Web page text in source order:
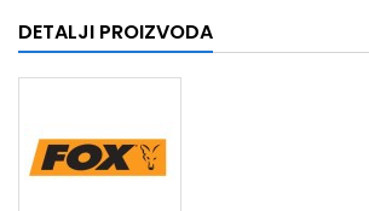
DETALJI PROIZVODA